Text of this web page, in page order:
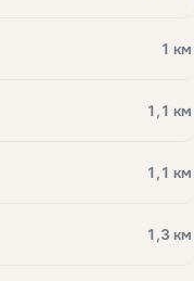
1 км
1,1 км
1,1 км
1,3 км